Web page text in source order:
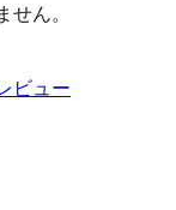
ん。
ビュー